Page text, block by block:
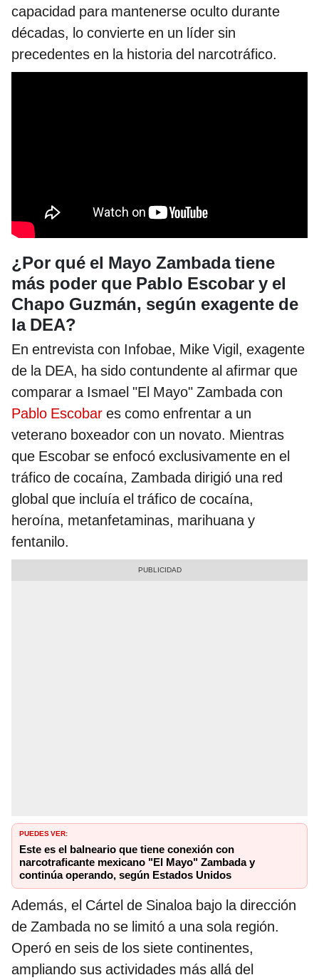
capacidad para mantenerse oculto durante
décadas, lo convierte en un líder sin
precedentes en la historia del narcotráfico.
¿Por qué el Mayo Zambada tiene
más poder que Pablo Escobar y el
Chapo Guzmán, según exagente de
la DEA?
En entrevista con Infobae, Mike Vigil, exagente
de la DEA, ha sido contundente al afirmar que
comparar a Ismael "El Mayo" Zambada con
Pablo Escobar es como enfrentar a un
veterano boxeador con un novato. Mientras
que Escobar se enfocó exclusivamente en el
tráfico de cocaína, Zambada dirigió una red
global que incluía el tráfico de cocaína,
heroína, metanfetaminas, marihuana y
fentanilo.
PUEDES VER:
Este es el balneario que tiene conexión con
narcotraficante mexicano "El Mayo" Zambada y
continúa operando, según Estados Unidos
Además, el Cártel de Sinaloa bajo la dirección
de Zambada no se limitó a una sola región.
Operó en seis de los siete continentes,
ampliando sus actividades más allá del